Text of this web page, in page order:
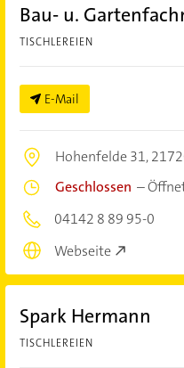
Bau- u.
TISCHLEREIEN
E-Mail
Hohenfelde 31,
Geschlossen –
04142 8 89 95-0
Webseite
Spark Hermann
TISCHLEREIEN